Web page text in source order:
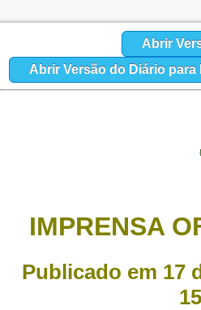
Abrir
Abrir Versão do Diário para
IMPRENSA
Publicado em 17